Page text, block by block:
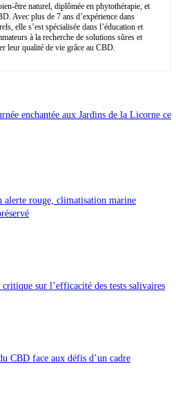
être naturel, diplômée en phytothérapie, et
Avec plus de 7 ans d’expérience dans
elle s’est spécialisée dans l’éducation et
à la recherche de solutions sûres et
leur qualité de vie grâce au CBD.
enchantée aux Jardins de la Licorne ce
rouge, climatisation marine
sur l’efficacité des tests salivaires
CBD face aux défis d’un cadre